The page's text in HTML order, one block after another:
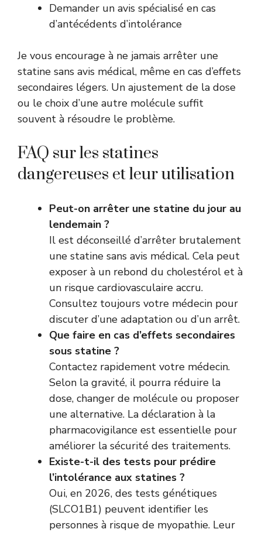
Demander un avis spécialisé en cas
d’antécédents d’intolérance
Je vous encourage à ne jamais arrêter une
statine sans avis médical, même en cas d’effets
secondaires légers. Un ajustement de la dose
ou le choix d’une autre molécule suffit
souvent à résoudre le problème.
FAQ sur les statines
dangereuses et leur utilisation
Peut-on arrêter une statine du jour au
lendemain ?
Il est déconseillé d’arrêter brutalement
une statine sans avis médical. Cela peut
exposer à un rebond du cholestérol et à
un risque cardiovasculaire accru.
Consultez toujours votre médecin pour
discuter d’une adaptation ou d’un arrêt.
Que faire en cas d’effets secondaires
sous statine ?
Contactez rapidement votre médecin.
Selon la gravité, il pourra réduire la
dose, changer de molécule ou proposer
une alternative. La déclaration à la
pharmacovigilance est essentielle pour
améliorer la sécurité des traitements.
Existe-t-il des tests pour prédire
l’intolérance aux statines ?
Oui, en 2026, des tests génétiques
(SLCO1B1) peuvent identifier les
personnes à risque de myopathie. Leur